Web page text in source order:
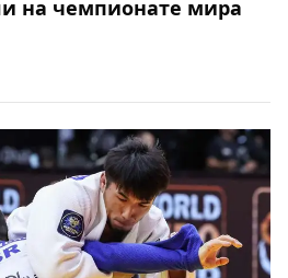
на чемпионате мира